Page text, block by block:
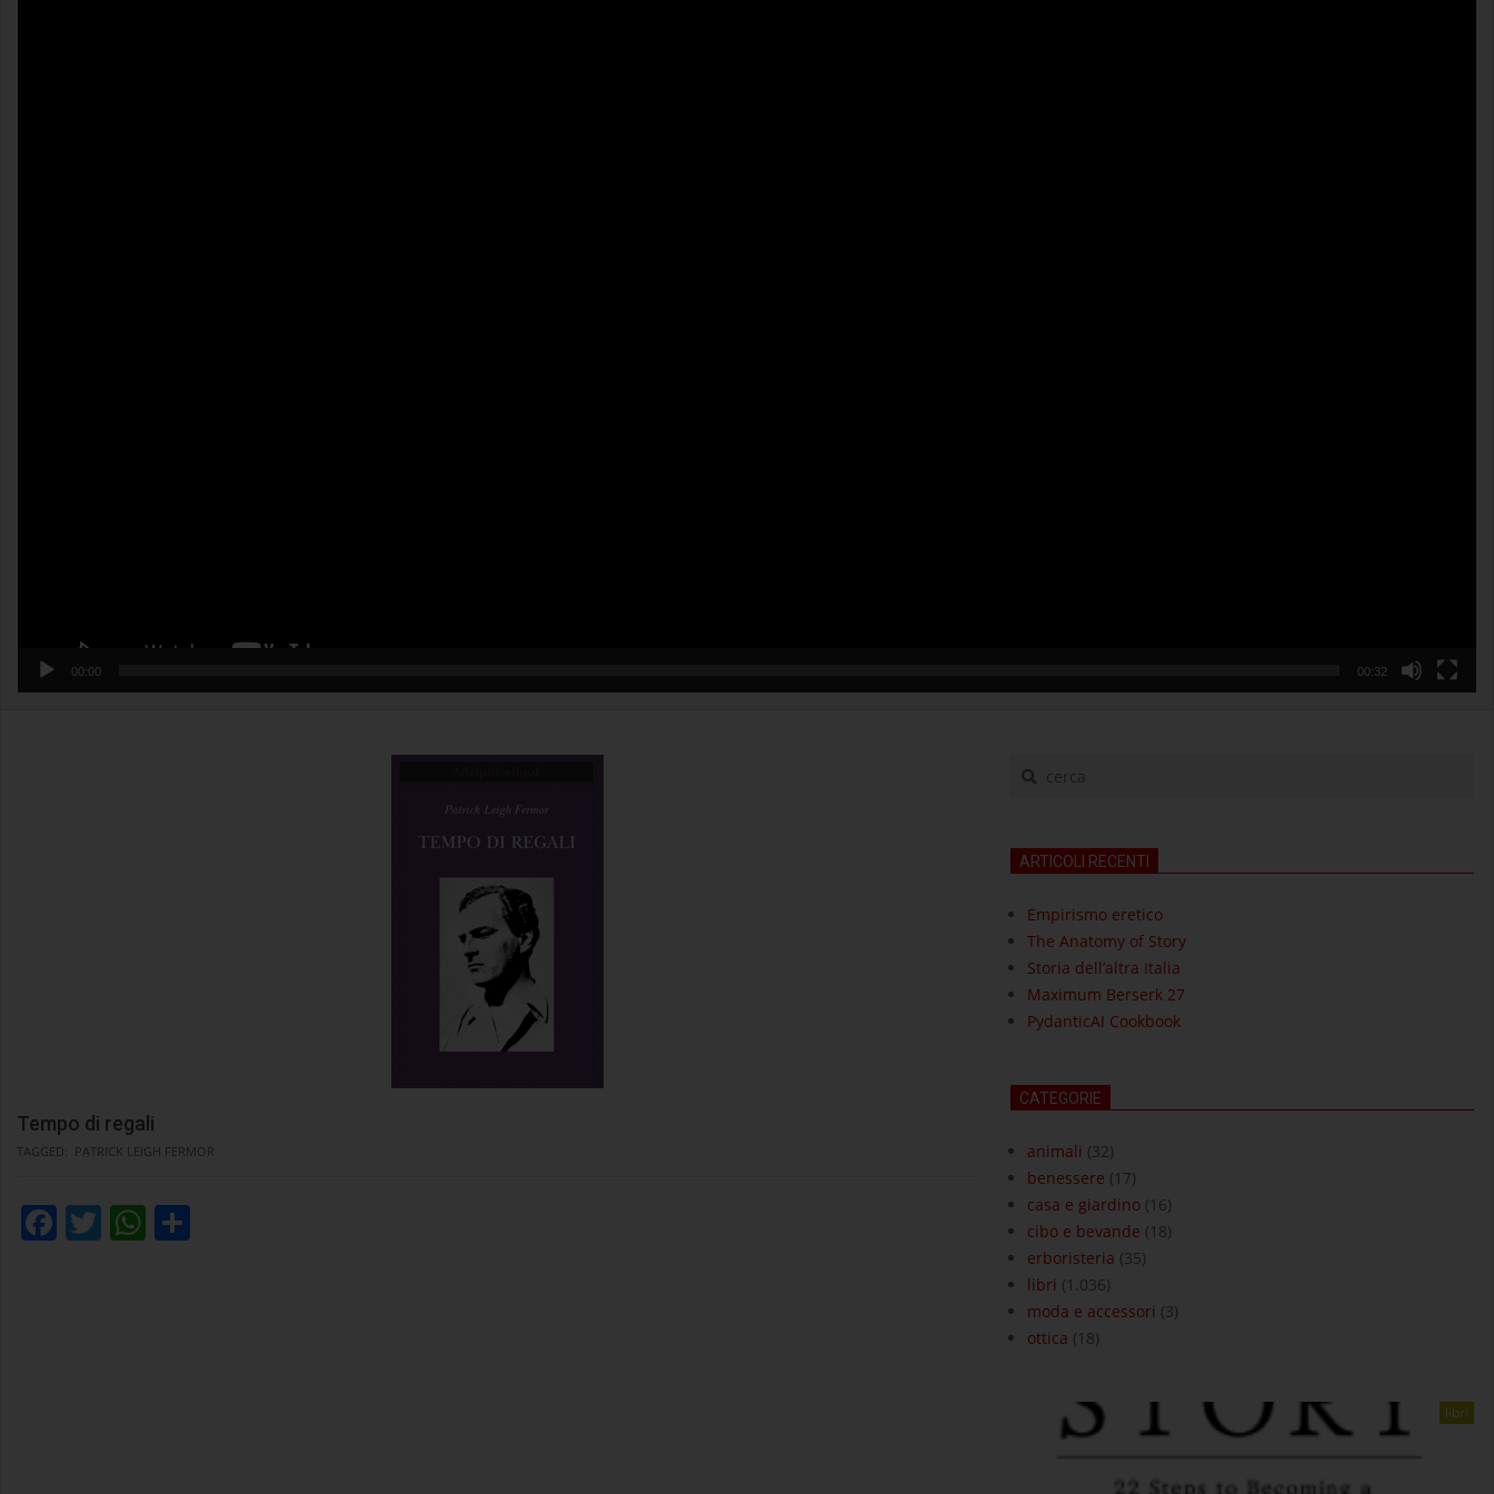
00:00 00:32
Tempo di regali
TAGGED: PATRICK LEIGH FERMOR
Facebook
TwitterWhatsApp
cerca
ARTICOLI RECENTI
Empirismo eretico
The Anatomy of Story
Storia dell’altra Italia
Maximum Berserk 27
PydanticAI Cookbook
CATEGORIE
animali (32)
benessere (17)
casa e giardino(16)
cibo e bevande (18)
erboristeria (35)
libri (1.036)
moda e accessori (3)
ottica (18)
libri